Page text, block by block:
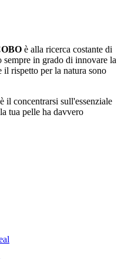
è alla ricerca costante di
in grado di innovare la
il rispetto per la natura sono
è il concentrarsi sull'essenziale
tua pelle ha davvero